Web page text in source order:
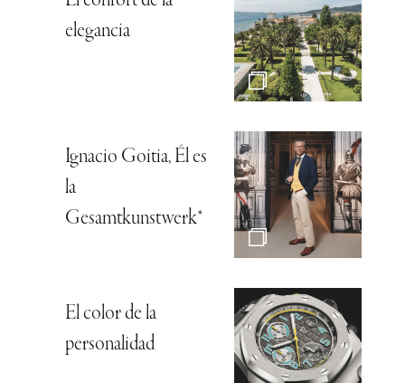
elegancia
Ignacio Goitia, Él es
la
Gesamtkunstwerk*
El color de la
personalidad